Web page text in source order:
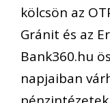
kölcsön az
Gránit és az
Bank360.hu
napjaiban